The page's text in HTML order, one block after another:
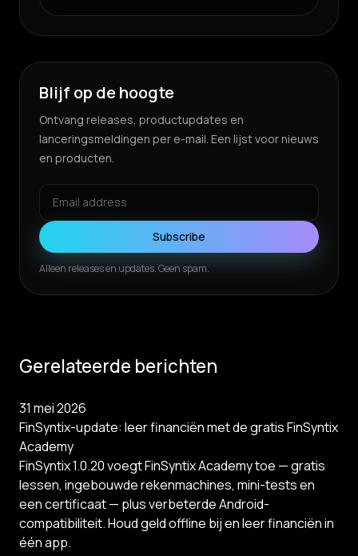
Blijf op de hoogte
Ontvang releases, productupdates en
lanceringsmeldingen per e-mail. Een lijst voor nieuws
en producten.
Subscribe
Alleen releases en updates. Geen spam.
Gerelateerde berichten
31 mei 2026
FinSyntix-update: leer financiën met de gratis FinSyntix
Academy
FinSyntix 1.0.20 voegt FinSyntix Academy toe — gratis
lessen, ingebouwde rekenmachines, mini-tests en
een certificaat — plus verbeterde Android-
compatibiliteit. Houd geld offline bij en leer financiën in
één app.